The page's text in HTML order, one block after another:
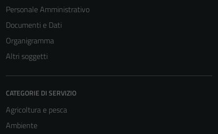
Personale Amministrativo
Documenti e Dati
Organigramma
Altri soggetti
CATEGORIE DI SERVIZIO
Agricoltura e pesca
Ambiente